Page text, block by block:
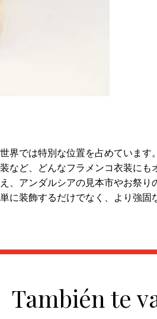
では特別な位置を占めています
など、どんなフラメンコ衣装に
、アンダルシアの見本市やお祭
装飾するだけでなく、より強固
También te